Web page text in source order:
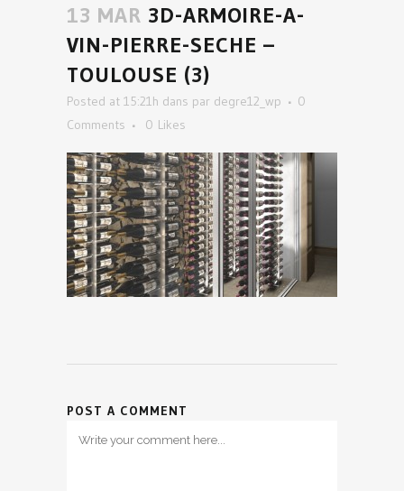
13 MAR 3D-ARMOIRE-A-
VIN-PIERRE-SECHE –
TOULOUSE (3)
Posted at 15:21h dans par degre12_wp
0
Comments
0 Likes
POST A COMMENT